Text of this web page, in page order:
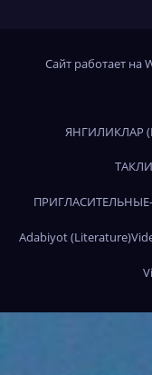
Сайт работает на
ЯНГИЛИКЛАР
Adabiyot (Literature)